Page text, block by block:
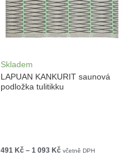
Skladem
LAPUAN KANKURIT saunová
podložka tulitikku
491 Kč – 1 093 Kč včetně DPH